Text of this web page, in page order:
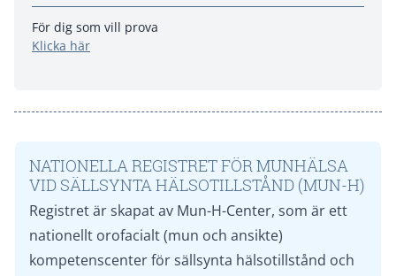
För dig som vill prova
Klicka här
NATIONELLA REGISTRET FÖR MUNHÄLSA
VID SÄLLSYNTA HÄLSOTILLSTÅND (MUN-H)
Registret är skapat av Mun-H-Center, som är ett
nationellt orofacialt (mun och ansikte)
kompetenscenter för sällsynta hälsotillstånd och